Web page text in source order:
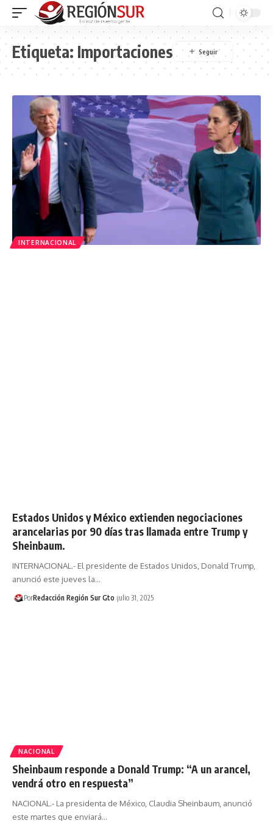
Etiqueta: Importaciones
INTERNACIONAL
Estados Unidos y México extienden negociaciones
arancelarias por 90 días tras llamada entre Trump y
Sheinbaum.
INTERNACIONAL.- El presidente de Estados Unidos, Donald Trump,
anunció este jueves la…
PorRedacción Región Sur Gto julio 31, 2025
NACIONAL
Sheinbaum responde a Donald Trump: “A un arancel,
vendrá otro en respuesta”
NACIONAL.- La presidenta de México, Claudia Sheinbaum, anunció
este martes que enviará…